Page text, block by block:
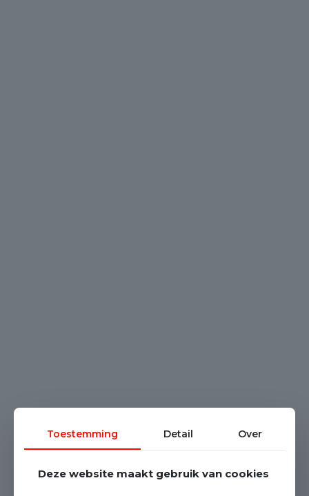
Toestemming Detail Over
Deze website maakt gebruik van cookies